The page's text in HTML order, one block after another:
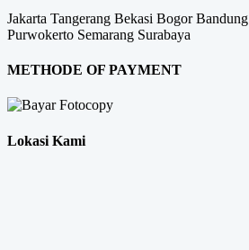
Jakarta Tangerang Bekasi BogorBandung
Purwokerto Semarang Surabaya
METHODE OF PAYMENT
Lokasi Kami